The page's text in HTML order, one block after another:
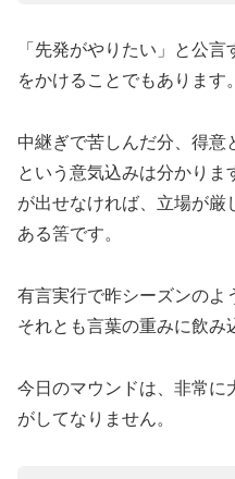
「先発がやりたい」と公
をかけることでもあります。
中継ぎで苦しんだ分、得意
という意気込みは分かり
が出せなければ、立場が厳
ある筈です。
有言実行で昨シーズンのよ
それとも言葉の重みに飲み
今日のマウンドは、非常に
がしてなりません。